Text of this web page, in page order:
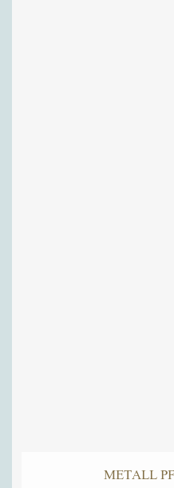
METALL